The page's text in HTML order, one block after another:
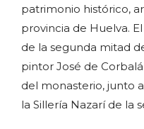
patrimonio histórico,
provincia de Huelva.
de la segunda mitad
pintor José de
del monasterio, junto
la Sillería Nazarí de la